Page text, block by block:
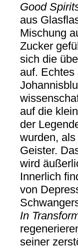
Good
aus
Mischung
Zucker
sich die
auf.
auf die
der
wurden,
Geister.
wird
Innerlich
von
In
seiner